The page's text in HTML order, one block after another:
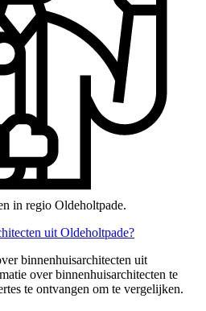
in regio Oldeholtpade.
uit Oldeholtpade?
binnenhuisarchitecten uit
over binnenhuisarchitecten te
te ontvangen om te vergelijken.